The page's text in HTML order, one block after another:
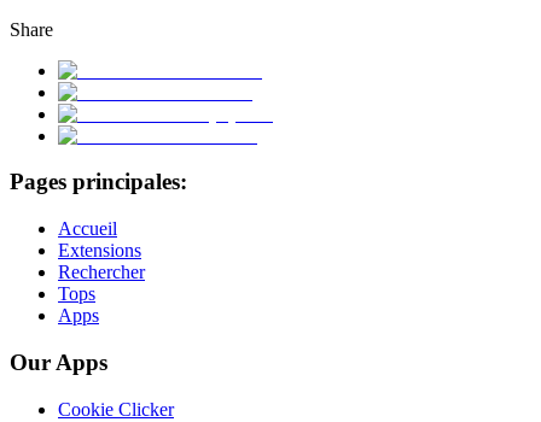
Share
Pages principales:
Accueil
Extensions
Rechercher
Tops
Apps
Our Apps
Cookie Clicker